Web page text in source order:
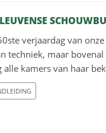
verjaardag van
techniek, maar
kamers van haar